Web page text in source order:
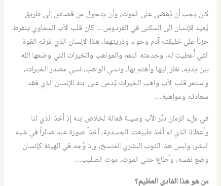
كان يجب أن يُقضى على الموت، وأن يتحول من قصاص إلى طريق
يُعيد الإنسان الى السكنى في الفردوس… كان قلب الآب السماوي ينفرط
حزناً على خليقته آدم وحواء وذريتهما، هذا الإنسان الذي غرته القوة
التي أُعطيت له، وخدعته النعم والمواهب والخيرات التي وضعها الله
بين يديه، نظر إليها وأهتم بها، ونسي الواهب، نسي مصدر الخيرات،
واستمر قلب الآب واهب الخيرات يُدمى على ابنه الإنسان الذي فقد
سعادته ومواهبه…
في ملء الزمان دبَّر الآب وسيلة فعالة لخلاص ابنه إذ أخذ الذي لنا
وأعطانا الذي له أخذ طبيعتنا الجسدية، آخذاً صورة عبد صائراً في شبه
البشر، ولبس هذا الثوب البشري المتسخ، وإذ وُجد في الهيئة كإنسان
وضع نفسه، وأطاع حتى الموت، موت الصليب…
من هو هذا الفادي العظيم؟